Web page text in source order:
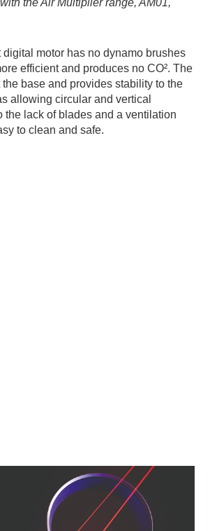
the Air Multiplier range, AM01,
digital motor has no dynamo brushes
efficient and produces no CO². The
base and provides stability to the
allowing circular and vertical
the lack of blades and a ventilation
to clean and safe.